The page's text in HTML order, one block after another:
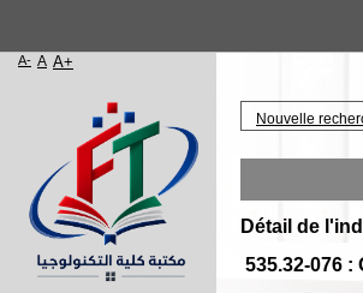
Nouvelle
Détail de
535.32-076
Accueil
A- A A+